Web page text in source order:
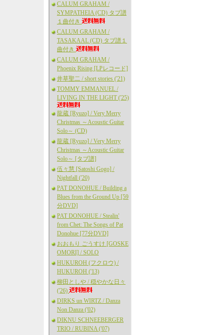
CALUM GRAHAM /
SYMPATHEIA (CD) タブ譜
１曲付き
CALUM GRAHAM /
TASAKAAL (CD) タブ譜１
曲付き
CALUM GRAHAM /
Phoenix Rising [LPレコード]
井草聖二 / short stories ('21)
TOMMY EMMANUEL /
LIVING IN THE LIGHT ('25)
龍蔵 [Ryuzo] / Very Merry
Christmas ～Acoustic Guitar
Solo～ (CD)
龍蔵 [Ryuzo] / Very Merry
Christmas ～Acoustic Guitar
Solo～ [タブ譜]
伍々慧 [Satoshi Gogo] /
Nightfall ('20)
PAT DONOHUE / Building a
Blues from the Ground Up [59
分DVD]
PAT DONOHUE / Stealin'
from Chet: The Songs of Pat
Donohue [77分DVD]
おおもり ごうすけ [GOSKE
OMORI] / SOLO
HUKUROH (フクロウ) /
HUKUROH ('13)
柳田としや / 穏やかな日々
('26)
DIRKS un WIRTZ / Danza
Non Danza ('02)
DIKNU SCHNEEBERGER
TRIO / RUBINA ('07)